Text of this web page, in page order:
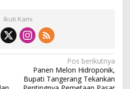
Ikuti Kami
Pos berikutnya
Panen Melon Hidroponik,
Bupati Tangerang Tekankan